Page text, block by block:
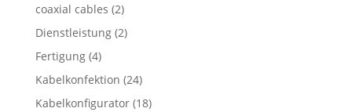
coaxial cables (2)
Dienstleistung(2)
Fertigung(4)
Kabelkonfektion (24)
Kabelkonfigurator(18)